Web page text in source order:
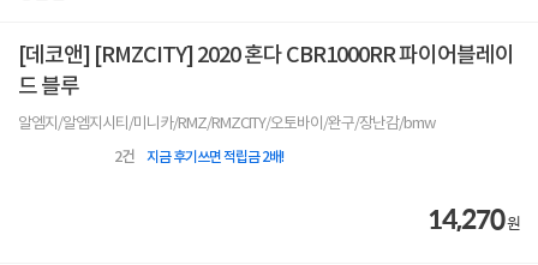
[데코앤] [RMZCITY] 2020 혼다 CBR1000RR 파이어블레이
드 블루
알엠지/알엠지시티/미니카/RMZ/RMZCITY/오토바이/완구/장난감/bmw
2건 지금 후기쓰면 적립금 2배!
14,270원